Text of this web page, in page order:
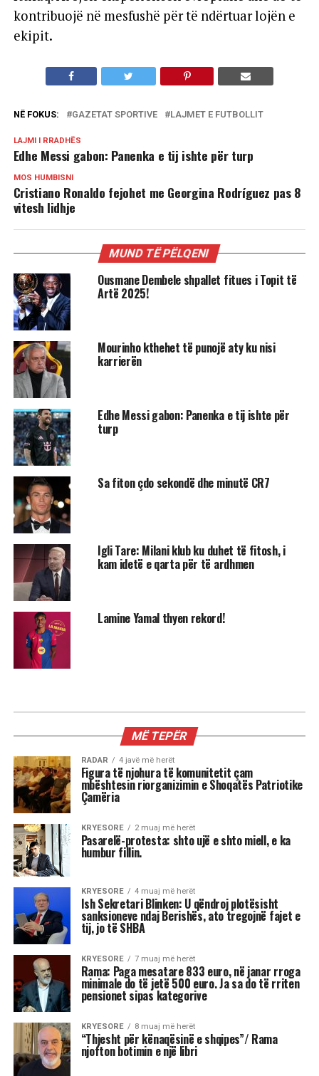
kontribuojë në mesfushë për të ndërtuar lojën e
ekipit.
NË FOKUS: GAZETAT SPORTIVE LAJMET E FUTBOLLIT
LAJMI I RRADHËS
Edhe Messi gabon: Panenka e tij ishte për turp
MOS HUMBISNI
Cristiano Ronaldo fejohet me Georgina Rodríguez pas 8
vitesh lidhje
MUND TË PËLQENI
Ousmane Dembele shpallet fitues i Topit të
Artë 2025!
Mourinho kthehet të punojë aty ku nisi
karrierën
Edhe Messi gabon: Panenka e tij ishte për
turp
Sa fiton çdo sekondë dhe minutë CR7
Igli Tare: Milani klub ku duhet të fitosh, i
kam idetë e qarta për të ardhmen
Lamine Yamal thyen rekord!
Cristiano Ronaldo fejohet me
Georgina Rodríguez pas 8 vitesh
lidhje
Georgina Rodríguez ka njoftuar fejesën me
Cristiano Ronaldo përmes një postimi
emocionues nëInstagramkëtë të hënë.
Në fotografi, Georgina shihet duke mbajtur dorën
e saj mbi dorën e Ronaldos, ndërsa në gishtin e
saj shkëlqen një unazë gjigante diamanti.
pranoj. Në këtë jetë dhe në të gjitha jetët e
mia,”shkroi ajo në përshkrim të postimit.